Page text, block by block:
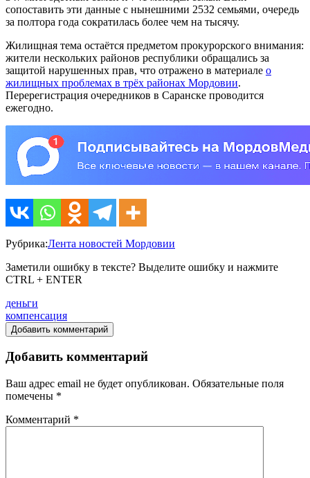
сопоставить эти данные с нынешними 2532 семьями, очередь
за полтора года сократилась более чем на тысячу.
Жилищная тема остаётся предметом прокурорского внимания:
жители нескольких районов республики обращались за
защитой нарушенных прав, что отражено в материале о
жилищных проблемах в трёх районах Мордовии.
Перерегистрация очередников в Саранске проводится
ежегодно.
Рубрика:Лента новостей Мордовии
Заметили ошибку в тексте? Выделите ошибку и нажмите
CTRL + ENTER
деньги
компенсация
Добавить комментарий
Добавить комментарий
Ваш адрес email не будет опубликован. Обязательные поля
помечены *
Комментарий *